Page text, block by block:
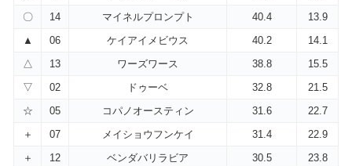
〇
14 マイネルプロンプト 40.4
13.9
▲
06 ケイアイメビウス 40.2
14.1
△
13 ワーズワース 38.8
15.5
▽
02 ドゥーベ 32.8
21.5
☆
05 コパノオースティン 31.6
22.7
＋
07 メイショウフンケイ 31.4
22.9
＋
12 ベンダバリラビア 30.5
23.8